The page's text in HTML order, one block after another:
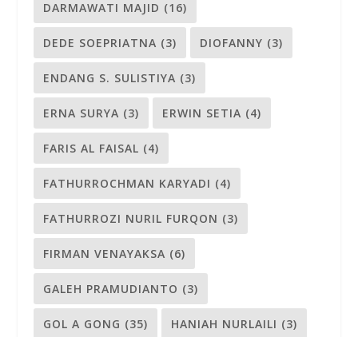
DARMAWATI MAJID (16)
DEDE SOEPRIATNA (3) DIOFANNY (3)
ENDANG S. SULISTIYA (3)
ERNA SURYA (3) ERWIN SETIA (4)
FARIS AL FAISAL (4)
FATHURROCHMAN KARYADI (4)
FATHURROZI NURIL FURQON (3)
FIRMAN VENAYAKSA (6)
GALEH PRAMUDIANTO (3)
GOL A GONG (35) HANIAH NURLAILI (3)